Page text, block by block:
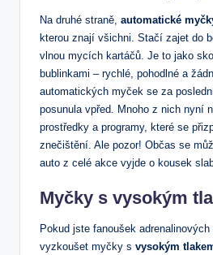
Na druhé straně, automatické
kterou znají všichni. Stačí zajet do
vlnou mycích kartáčů. Je to jako
bublinkami – rychlé, pohodlné a
automatických myček se za
posunula vpřed. Mnoho z nich nyní
prostředky a programy, které se
znečištění. Ale pozor! Občas se
auto z celé akce vyjde o kousek
Myčky s vysokým
Pokud jste fanoušek
vyzkoušet myčky s vysokým